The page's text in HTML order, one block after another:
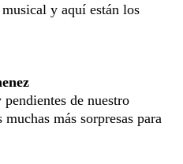
y aquí están los
de nuestro
más sorpresas para